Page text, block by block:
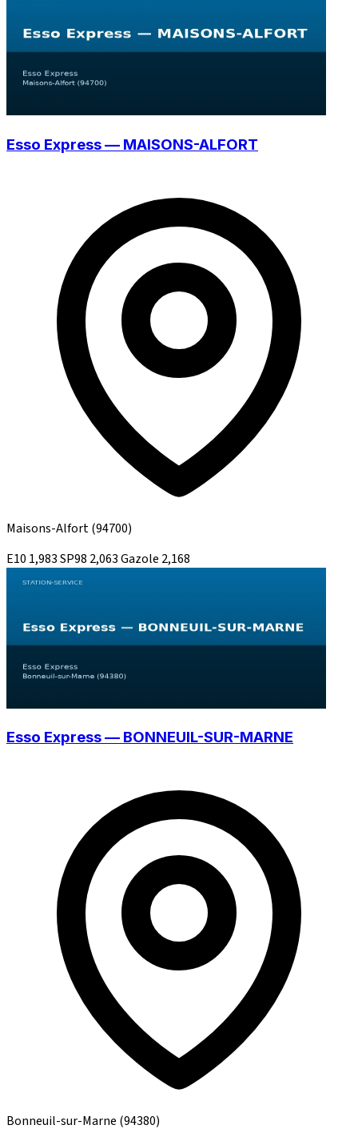
Esso Express — MAISONS-ALFORT
Maisons-Alfort(94700)
E10 1,983SP98 2,063Gazole 2,168
Esso Express — BONNEUIL-SUR-MARNE
Bonneuil-sur-Marne (94380)